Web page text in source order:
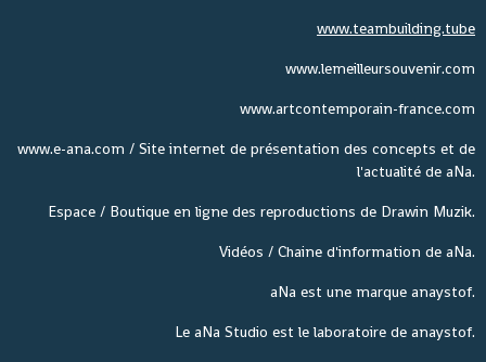
www.teambuilding.tube
www.lemeilleursouvenir.com
www.artcontemporain-france.com
www.e-ana.com / Site internet de présentation des concepts et de
l'actualité de aNa.
Espace / Boutique en ligne des reproductions de Drawin Muzik.
Vidéos / Chaine d'information de aNa.
aNa est une marque anaystof.
Le aNa Studio est le laboratoire de anaystof.